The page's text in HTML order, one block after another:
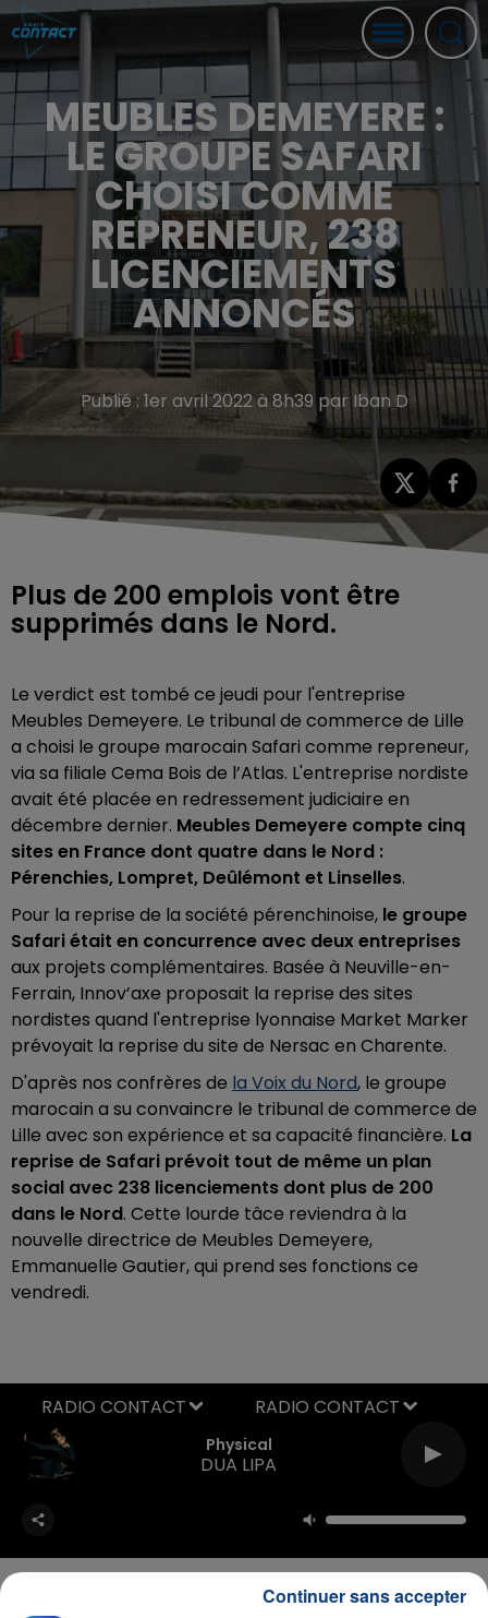
MEUBLES DEMEYERE :
LE GROUPE SAFARI
CHOISI COMME
REPRENEUR, 238
LICENCIEMENTS
ANNONCÉS
Publié : 1er avril 2022 à 8h39 par Iban D
Plus de 200 emplois vont être
supprimés dans le Nord.
Le verdict est tombé ce jeudi pour l'entreprise
Meubles Demeyere. Le tribunal de commerce de Lille
a choisi le groupe marocain Safari comme repreneur,
via sa filiale Cema Bois de l’Atlas. L'entreprise nordiste
avait été placée en redressement judiciaire en
décembre dernier. Meubles Demeyere compte cinq
sites en France dont quatre dans le Nord :
Pérenchies, Lompret, Deûlémont et Linselles.
Pour la reprise de la société pérenchinoise, le groupe
Safari était en concurrence avec deux entreprises
aux projets complémentaires. Basée à Neuville-en-
Ferrain, Innov’axe proposait la reprise des sites
nordistes quand l'entreprise lyonnaise Market Marker
prévoyait la reprise du site de Nersac en Charente.
D'après nos confrères de la Voix du Nord, le groupe
marocain a su convaincre le tribunal de commerce de
Lille avec son expérience et sa capacité financière. La
reprise de Safari prévoit tout de même un plan
social avec 238 licenciements dont plus de 200
dans le Nord. Cette lourde tâce reviendra à la
nouvelle directrice de Meubles Demeyere,
Emmanuelle Gautier, qui prend ses fonctions ce
vendredi.
Physical
DUA LIPA
RADIO CONTACT
Continuer sans accepter